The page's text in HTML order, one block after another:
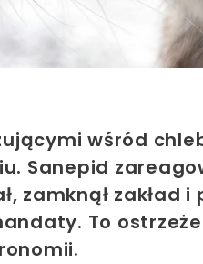
wśród
Sanepid
zamknął zakład
To